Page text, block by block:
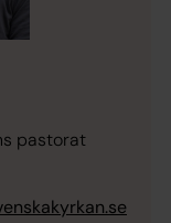
pastorat